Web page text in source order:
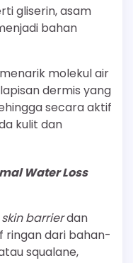
gliserin, asam
bahan
molekul air
dermis yang
secara aktif
kulit dan
Water Loss
skin barrierdan
ringan dari bahan-
squalane,